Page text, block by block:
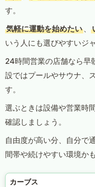
す。
気軽に運動を始めたい 、
いう人にも選びやすいジ
24時間営業の店舗なら早
設ではプールやサウナ、
す。
選ぶときは設備や営業時
確認しましょう。
自由度が高い分、自分で
間帯や続けやすい環境か
カーブス